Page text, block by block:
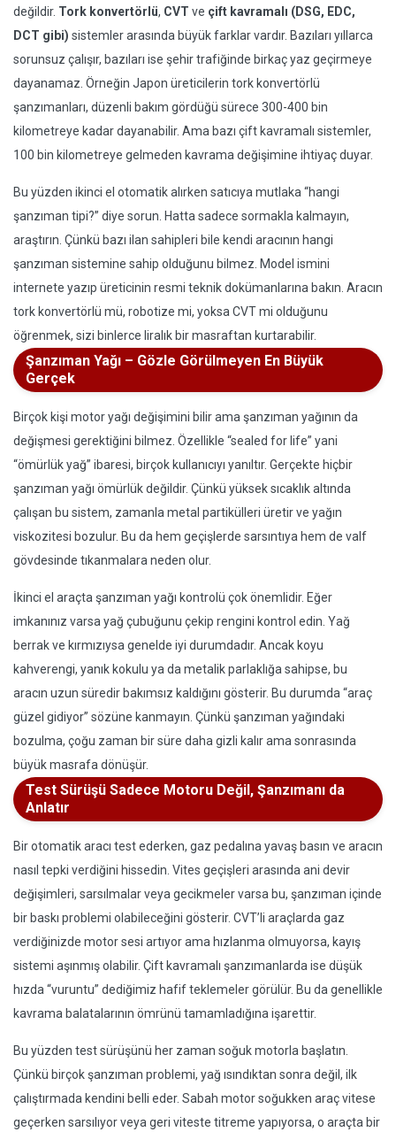
değildir. Tork konvertörlü, CVT ve çift kavramalı (DSG, EDC,
DCT gibi) sistemler arasında büyük farklar vardır. Bazıları yıllarca
sorunsuz çalışır, bazıları ise şehir trafiğinde birkaç yaz geçirmeye
dayanamaz. Örneğin Japon üreticilerin tork konvertörlü
şanzımanları, düzenli bakım gördüğü sürece 300-400 bin
kilometreye kadar dayanabilir. Ama bazı çift kavramalı sistemler,
100 bin kilometreye gelmeden kavrama değişimine ihtiyaç duyar.
Bu yüzden ikinci el otomatik alırken satıcıya mutlaka “hangi
şanzıman tipi?” diye sorun. Hatta sadece sormakla kalmayın,
araştırın. Çünkü bazı ilan sahipleri bile kendi aracının hangi
şanzıman sistemine sahip olduğunu bilmez. Model ismini
internete yazıp üreticinin resmi teknik dokümanlarına bakın. Aracın
tork konvertörlü mü, robotize mi, yoksa CVT mi olduğunu
öğrenmek, sizi binlerce liralık bir masraftan kurtarabilir.
Şanzıman Yağı – Gözle Görülmeyen En Büyük
Gerçek
Birçok kişi motor yağı değişimini bilir ama şanzıman yağının da
değişmesi gerektiğini bilmez. Özellikle “sealed for life” yani
“ömürlük yağ” ibaresi, birçok kullanıcıyı yanıltır. Gerçekte hiçbir
şanzıman yağı ömürlük değildir. Çünkü yüksek sıcaklık altında
çalışan bu sistem, zamanla metal partikülleri üretir ve yağın
viskozitesi bozulur. Bu da hem geçişlerde sarsıntıya hem de valf
gövdesinde tıkanmalara neden olur.
İkinci el araçta şanzıman yağı kontrolü çok önemlidir. Eğer
imkanınız varsa yağ çubuğunu çekip rengini kontrol edin. Yağ
berrak ve kırmızıysa genelde iyi durumdadır. Ancak koyu
kahverengi, yanık kokulu ya da metalik parlaklığa sahipse, bu
aracın uzun süredir bakımsız kaldığını gösterir. Bu durumda “araç
güzel gidiyor” sözüne kanmayın. Çünkü şanzıman yağındaki
bozulma, çoğu zaman bir süre daha gizli kalır ama sonrasında
büyük masrafa dönüşür.
Test Sürüşü Sadece Motoru Değil, Şanzımanı da
Anlatır
Bir otomatik aracı test ederken, gaz pedalına yavaş basın ve aracın
nasıl tepki verdiğini hissedin. Vites geçişleri arasında ani devir
değişimleri, sarsılmalar veya gecikmeler varsa bu, şanzıman içinde
bir baskı problemi olabileceğini gösterir. CVT’li araçlarda gaz
verdiğinizde motor sesi artıyor ama hızlanma olmuyorsa, kayış
sistemi aşınmış olabilir. Çift kavramalı şanzımanlarda ise düşük
hızda “vuruntu” dediğimiz hafif teklemeler görülür. Bu da genellikle
kavrama balatalarının ömrünü tamamladığına işarettir.
Bu yüzden test sürüşünü her zaman soğuk motorla başlatın.
Çünkü birçok şanzıman problemi, yağ ısındıktan sonra değil, ilk
çalıştırmada kendini belli eder. Sabah motor soğukken araç vitese
geçerken sarsılıyor veya geri viteste titreme yapıyorsa, o araçta bir